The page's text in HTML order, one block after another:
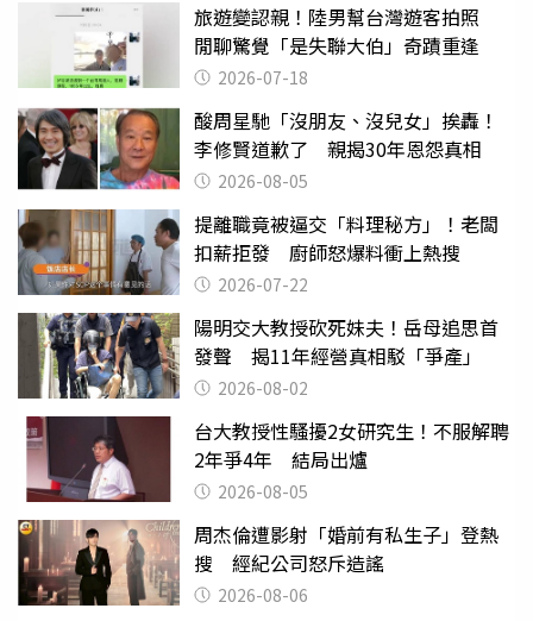
旅遊變認親！陸男幫台灣遊客拍照
閒聊驚覺「是失聯大伯」奇蹟重逢
2026-07-18
酸周星馳「沒朋友、沒兒女」挨轟！
李修賢道歉了 親揭30年恩怨真相
2026-08-05
提離職竟被逼交「料理秘方」！老闆
扣薪拒發 廚師怒爆料衝上熱搜
2026-07-22
陽明交大教授砍死妹夫！岳母追思首
發聲 揭11年經營真相駁「爭產」
2026-08-02
台大教授性騷擾2女研究生！不服解聘
2年爭4年 結局出爐
2026-08-05
周杰倫遭影射「婚前有私生子」登熱
搜 經紀公司怒斥造謠
2026-08-06